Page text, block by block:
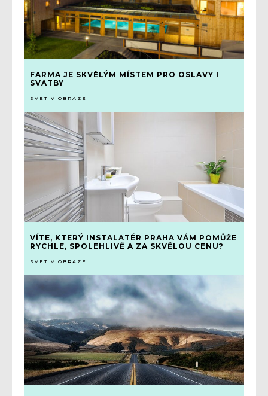
FARMA JE SKVĚLÝM MÍSTEM PRO OSLAVY I
SVATBY
SVET V OBRAZE
VÍTE, KTERÝ INSTALATÉR PRAHA VÁM POMŮŽE
RYCHLE, SPOLEHLIVĚ A ZA SKVĚLOU CENU?
SVET V OBRAZE